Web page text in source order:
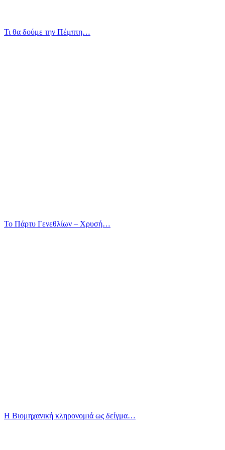
Τι θα δούμε την Πέμπτη…
Το Πάρτυ Γενεθλίων – Χρυσή…
Η Βιομηχανική κληρονομιά ως δείγμα…